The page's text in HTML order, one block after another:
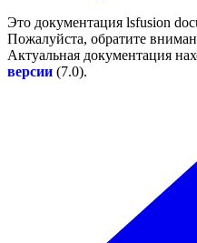
Это документация lsfusion
Пожалуйста, обратите
Актуальная документация
версии (7.0).